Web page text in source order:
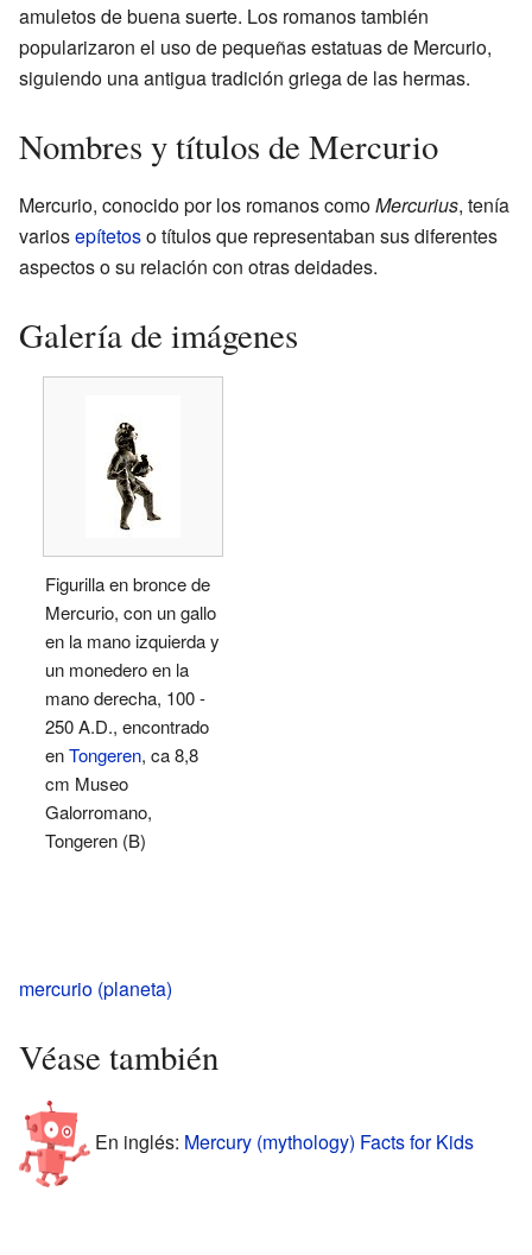
amuletos de buena suerte. Los romanos también
popularizaron el uso de pequeñas estatuas de Mercurio,
siguiendo una antigua tradición griega de las hermas.
Nombres y títulos de Mercurio
Mercurio, conocido por los romanos comoMercurius, tenía
variosepítetoso títulos que representaban sus diferentes
aspectos o su relación con otras deidades.
Galería de imágenes
Figurilla en bronce de
Mercurio, con un gallo
en la mano izquierda y
un monedero en la
mano derecha, 100 -
250 A.D., encontrado
enTongeren, ca 8,8
cm Museo
Galorromano,
Tongeren (B)
mercurio (planeta)
Véase también
En inglés: Mercury (mythology) Facts for Kids